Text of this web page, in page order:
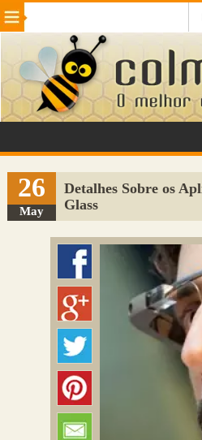
Beleza Cinema e TV
Internet Jogos NotÃ­cias
VeÃ­culos Adulto
Sugerir Link
Adicionar Blog
Colmeia Exchange
26
May
Detalhes Sobre os
Glass